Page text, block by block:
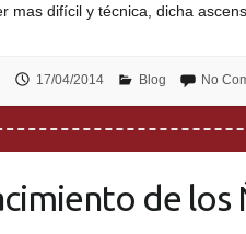
mas difícil y técnica, dicha
17/04/2014 Blog No
de los